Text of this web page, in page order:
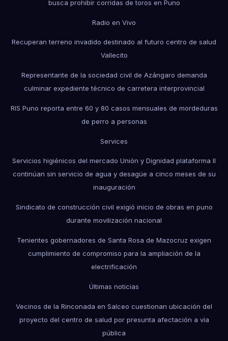
busca prohibir corridas de toros en Puno
Radio en Vivo
Recuperan terreno invadido destinado al futuro centro de salud
Vallecito
Representante de la sociedad civil de Azángaro demanda
culminar expediente técnico de carretera interprovincial
RIS Puno reporta entre 60 y 80 casos mensuales de mordeduras
de perro a personas
Services
Servicios higiénicos del mercado Unión y Dignidad plataforma II
continúan sin servicio de agua y desagüe a cinco meses de su
inauguración
Sindicato de construcción civil exigió inicio de obras en puno
durante movilización nacional
Tenientes gobernadores de Santa Rosa de Mazocruz exigen
cumplimiento de compromiso para la ampliación de la
electrificación
Últimas noticias
Vecinos de la Rinconada en Salceo cuestionan ubicación del
proyecto del centro de salud por presunta afectación a vía
pública